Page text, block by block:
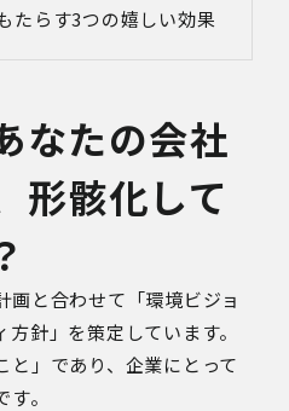
たらす3つの嬉しい効果
なたの会社
形骸化して
画と合わせて「環境ビジョ
針」を策定しています。
と」であり、企業にとって
。